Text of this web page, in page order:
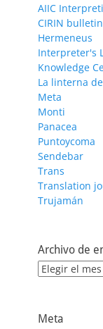
AIIC
CIRIN bulletin
Hermeneus
Interpreter's
Knowledge
La linterna
Meta
Monti
Panacea
Puntoycoma
Sendebar
Trans
Translation
Trujamán
Archivo de
Archivo
Meta